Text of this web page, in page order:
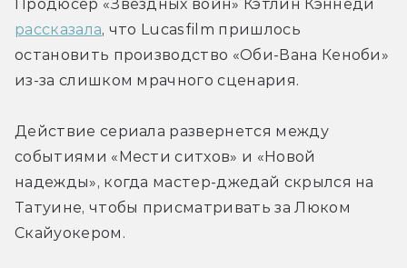
рассказала, что Lucasfilm пришлось
остановить производство «Оби-Вана Кеноби»
из-за слишком мрачного сценария.
Действие сериала развернется между
событиями «Мести ситхов» и «Новой
надежды», когда мастер-джедай скрылся на
Татуине, чтобы присматривать за Люком
Скайуокером.